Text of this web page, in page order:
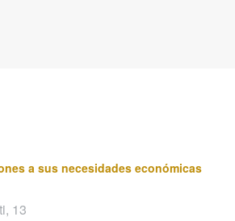
a sus necesidades económicas
13